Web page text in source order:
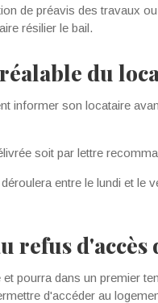
de préavis des travaux
résilier le bail.
du
informer son loca­taire
soit par lettre
entre le lundi et le
refus
pourra dans un pre­mier
d'accéder au